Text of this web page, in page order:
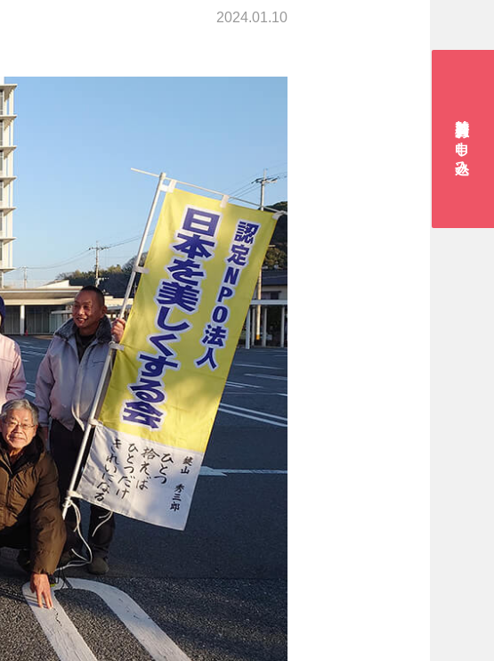
賛助会員お申し込み
2024.01.10